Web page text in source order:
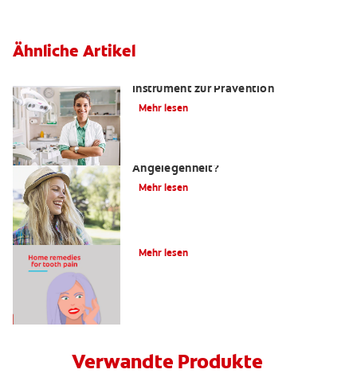
Ähnliche Artikel
Instrument zur Prävention
Mehr lesen
Angelegenheit?
Mehr lesen
Mehr lesen
Verwandte Produkte